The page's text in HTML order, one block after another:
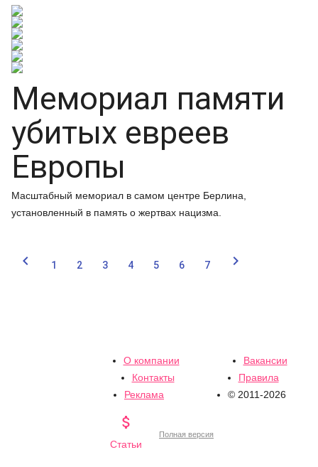
Мемориал памяти
убитых евреев
Европы
Масштабный мемориал в самом центре Берлина,
установленный в память о жертвах нацизма.
 1 2 3 4 5 6 7 
О компании
Вакансии
Контакты
Правила
Реклама
© 2011-2026

Статьи
Полная версия